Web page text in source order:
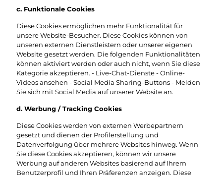
c. Funktionale Cookies
Diese Cookies ermöglichen mehr Funktionalität für
unsere Website-Besucher. Diese Cookies können von
unseren externen Dienstleistern oder unserer eigenen
Website gesetzt werden. Die folgenden Funktionalitäten
können aktiviert werden oder auch nicht, wenn Sie diese
Kategorie akzeptieren. - Live-Chat-Dienste - Online-
Videos ansehen - Social Media Sharing-Buttons - Melden
Sie sich mit Social Media auf unserer Website an.
d. Werbung / Tracking Cookies
Diese Cookies werden von externen Werbepartnern
gesetzt und dienen der Profilerstellung und
Datenverfolgung über mehrere Websites hinweg. Wenn
Sie diese Cookies akzeptieren, können wir unsere
Werbung auf anderen Websites basierend auf Ihrem
Benutzerprofil und Ihren Präferenzen anzeigen. Diese